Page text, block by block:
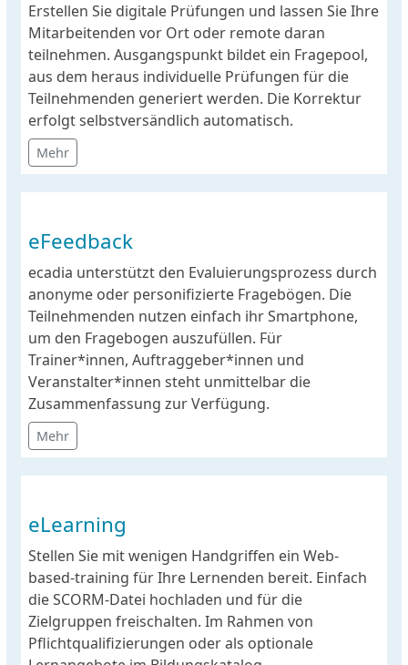
Erstellen Sie digitale Prüfungen und lassen Sie Ihre
Mitarbeitenden vor Ort oder remote daran
teilnehmen. Ausgangspunkt bildet ein Fragepool,
aus dem heraus individuelle Prüfungen für die
Teilnehmenden generiert werden. Die Korrektur
erfolgt selbstversändlich automatisch.
Mehr
eFeedback
ecadia unterstützt den Evaluierungsprozess durch
anonyme oder personifizierte Fragebögen. Die
Teilnehmenden nutzen einfach ihr Smartphone,
um den Fragebogen auszufüllen. Für
Trainer*innen, Auftraggeber*innen und
Veranstalter*innen steht unmittelbar die
Zusammenfassung zur Verfügung.
Mehr
eLearning
Stellen Sie mit wenigen Handgriffen ein Web-
based-training für Ihre Lernenden bereit. Einfach
die SCORM-Datei hochladen und für die
Zielgruppen freischalten. Im Rahmen von
Pflichtqualifizierungen oder als optionale